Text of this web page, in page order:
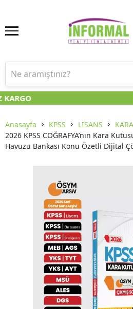
Anasayfa KPSS LİSANS
2026 KPSS COĞRAFYA’nın Kara
Havuzu Bankası Konu Özetli Dijital